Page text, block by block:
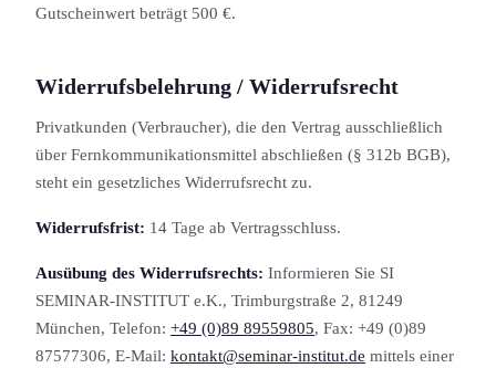
Gutscheinwert beträgt 500 €.
Widerrufsbelehrung / Widerrufsrecht
Privatkunden (Verbraucher), die den Vertrag ausschließlich
über Fern­kommunikations­mittel abschließen (§ 312b BGB),
steht ein gesetzliches Widerrufsrecht zu.
Widerrufsfrist: 14 Tage ab Vertragsschluss.
Ausübung des Widerrufsrechts: Informieren Sie SI
SEMINAR-INSTITUT e.K., Trimburgstraße 2, 81249
München, Telefon: +49 (0)89 89559805, Fax: +49 (0)89
87577306, E-Mail: kontakt@seminar-institut.de mittels einer